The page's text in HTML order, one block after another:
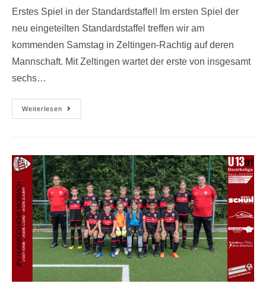
Erstes Spiel in der Standardstaffel! Im ersten Spiel der
neu eingeteilten Standardstaffel treffen wir am
kommenden Samstag in Zeltingen-Rachtig auf deren
Mannschaft. Mit Zeltingen wartet der erste von insgesamt
sechs…
Weiterlesen